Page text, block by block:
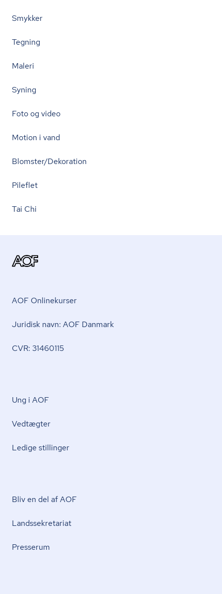
Smykker
Tegning
Maleri
Syning
Foto og video
Motion i vand
Blomster/Dekoration
Pileflet
Tai Chi
AOF Onlinekurser
Juridisk navn: AOF Danmark
CVR: 31460115
Ung i AOF
Vedtægter
Ledige stillinger
Bliv en del af AOF
Lands­se­kre­ta­ri­at
Presserum